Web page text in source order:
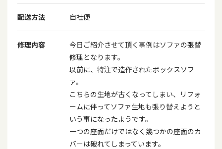
配送方法 自社便
修理内容
今日ご紹介させて頂く事例はソファの張替
修理となります。
以前に、特注で造作されたボックスソフ
ァ。
こちらの生地が古くなってしまい、リフォ
ームに伴ってソファ生地も張り替えようと
いう事になったようです。
一つの座面だけではなく幾つかの座面のカ
バーは破れてしまっています。